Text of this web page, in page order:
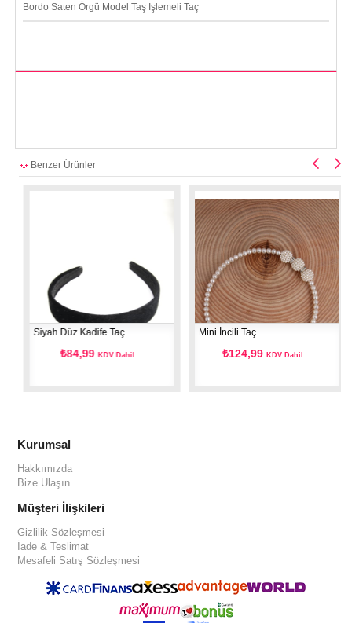
Bordo Saten Örgü Model Taş İşlemeli Taç
Benzer Ürünler
Siyah Düz Kadife Taç
₺84,99KDV Dahil
Mini İncili Taç
₺124,99KDV Dahil
Kurumsal
Hakkımızda
Bize Ulaşın
Müşteri İlişkileri
Gizlilik Sözleşmesi
İade & Teslimat
Mesafeli Satış Sözleşmesi